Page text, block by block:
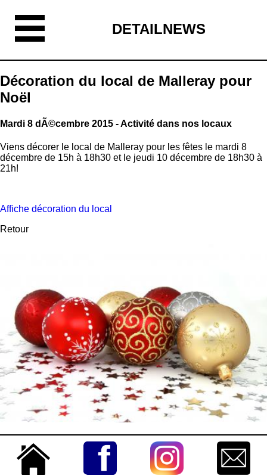
DETAILNEWS
Décoration du local de Malleray pour
Noël
Mardi 8 dÃ©cembre 2015 - Activité dans nos locaux
Viens décorer le local de Malleray pour les fêtes le mardi 8
décembre de 15h à 18h30 et le jeudi 10 décembre de 18h30 à
21h!
Affiche décoration du local
Retour